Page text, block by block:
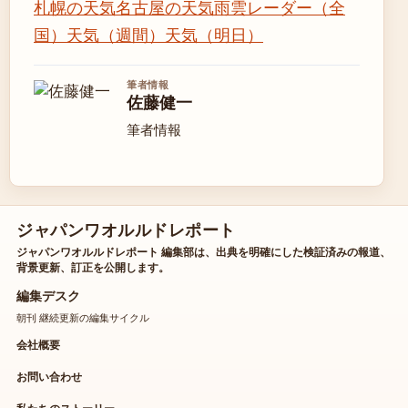
札幌の天気名古屋の天気雨雲レーダー（全
国） 天気（週間） 天気（明日）
筆者情報
佐藤健一
筆者情報
ジャパンワオルルドレポート
ジャパンワオルルドレポート 編集部は、出典を明確にした検証済みの報道、
背景更新、訂正を公開します。
編集デスク
朝刊 継続更新の編集サイクル
会社概要
お問い合わせ